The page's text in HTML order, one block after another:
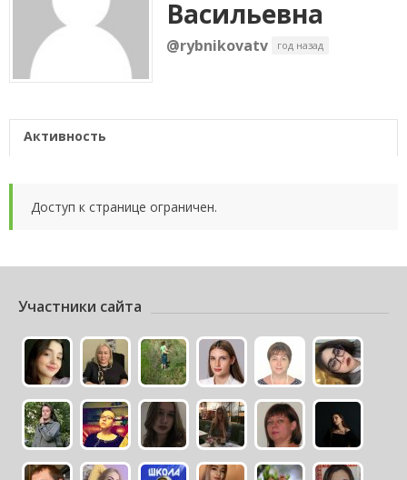
Васильевна
@rybnikovatv год назад
Активность
Доступ к странице ограничен.
Участники сайта